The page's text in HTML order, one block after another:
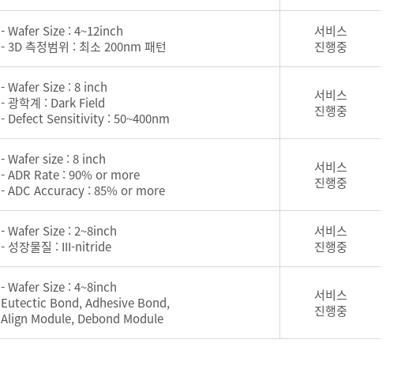
- Wafer Size : 4~12inch
- 3D 측정범위 : 최소 200nm 패턴
서비스
진행중
- Wafer Size : 8 inch
- 광학계 : Dark Field
- Defect Sensitivity : 50~400nm
서비스
진행중
- Wafer size : 8 inch
- ADR Rate : 90% or more
- ADC Accuracy : 85% or more
서비스
진행중
- Wafer Size : 2~8inch
- 성장물질 : III-nitride
서비스
진행중
- Wafer Size : 4~8inch
Eutectic Bond, Adhesive Bond,
Align Module, Debond Module
서비스
진행중